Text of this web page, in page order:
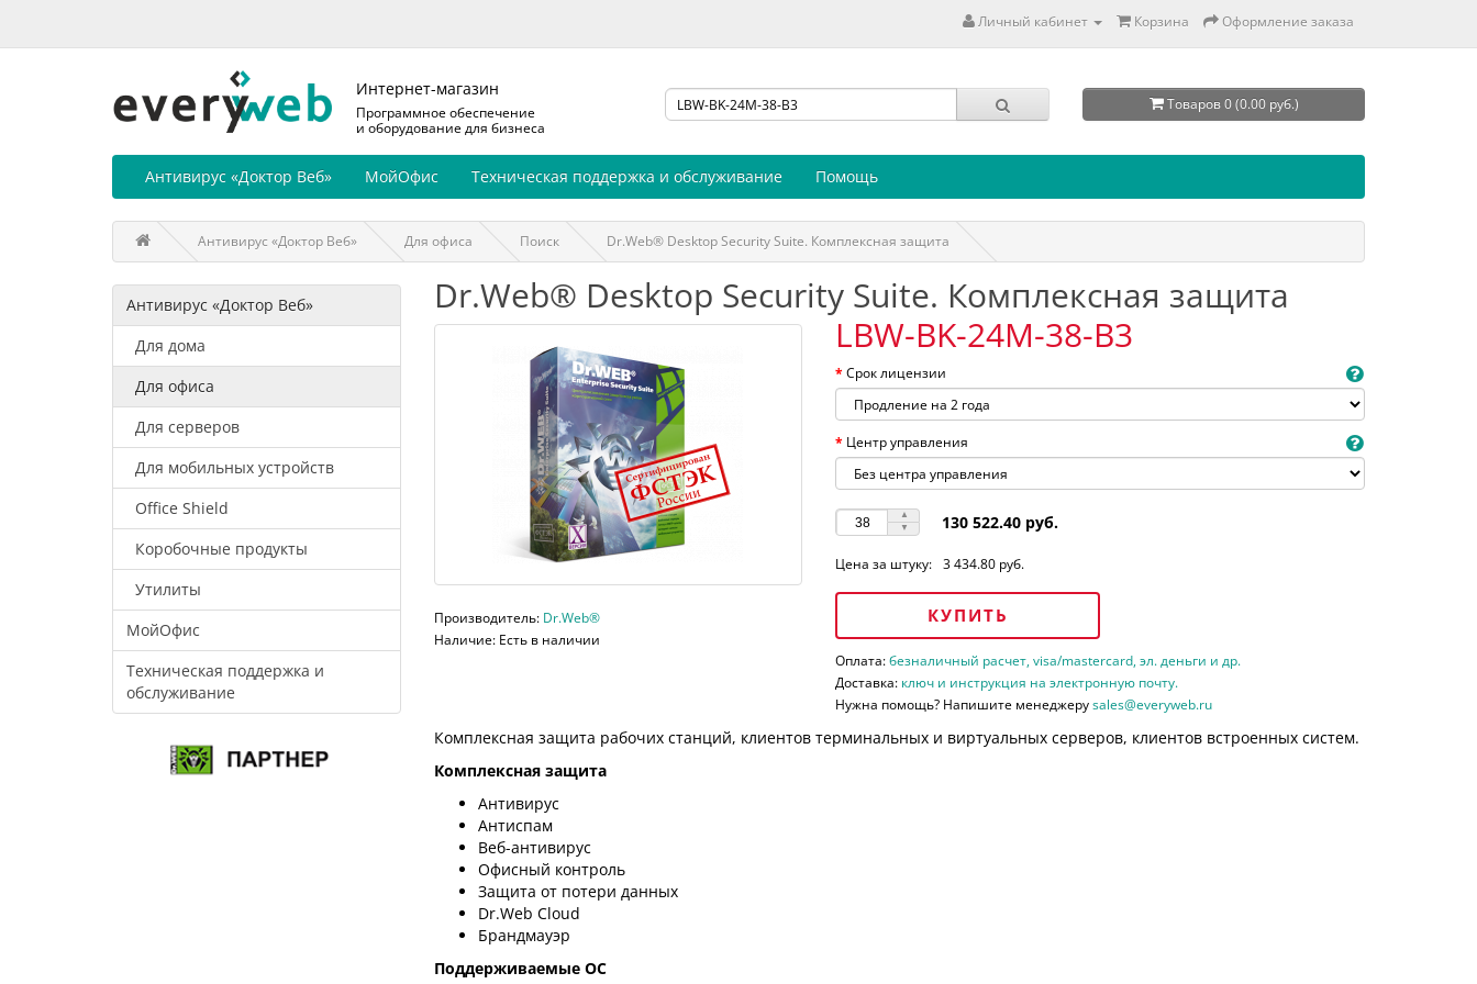
Личный кабинет Корзина Оформление заказа
Интернет-магазин
Программное обеспечение
и оборудование для бизнеса
Товаров 0 (0.00 руб.)
Антивирус «Доктор Веб» МойОфис Техническая поддержка и обслуживание Помощь
Антивирус «Доктор Веб» Для офиса Поиск Dr.Web® Desktop Security Suite. Комплексная защита
Антивирус «Доктор Веб»
Для дома
Для офиса
Для серверов
Для мобильных устройств
Office Shield
Коробочные продукты
Утилиты
МойОфис
Техническая поддержка и
обслуживание
Dr.Web® Desktop Security Suite. Комплексная защита
Производитель: Dr.Web®
Наличие: Есть в наличии
LBW-BK-24M-38-B3
Срок лицензии
Центр управления
130 522.40 руб.
Цена за штуку: 3 434.80 руб.
КУПИТЬ
Оплата:безналичный расчет, visa/mastercard, эл. деньги и др.
Доставка: ключ и инструкция на электронную почту.
Нужна помощь? Напишите менеджеруsales@everyweb.ru
Комплексная защита рабочих станций, клиентов терминальных и виртуальных серверов, клиентов встроенных систем.
Комплексная защита
Антивирус
Антиспам
Веб-антивирус
Офисный контроль
Защита от потери данных
Dr.Web Cloud
Брандмауэр
Поддерживаемые ОС